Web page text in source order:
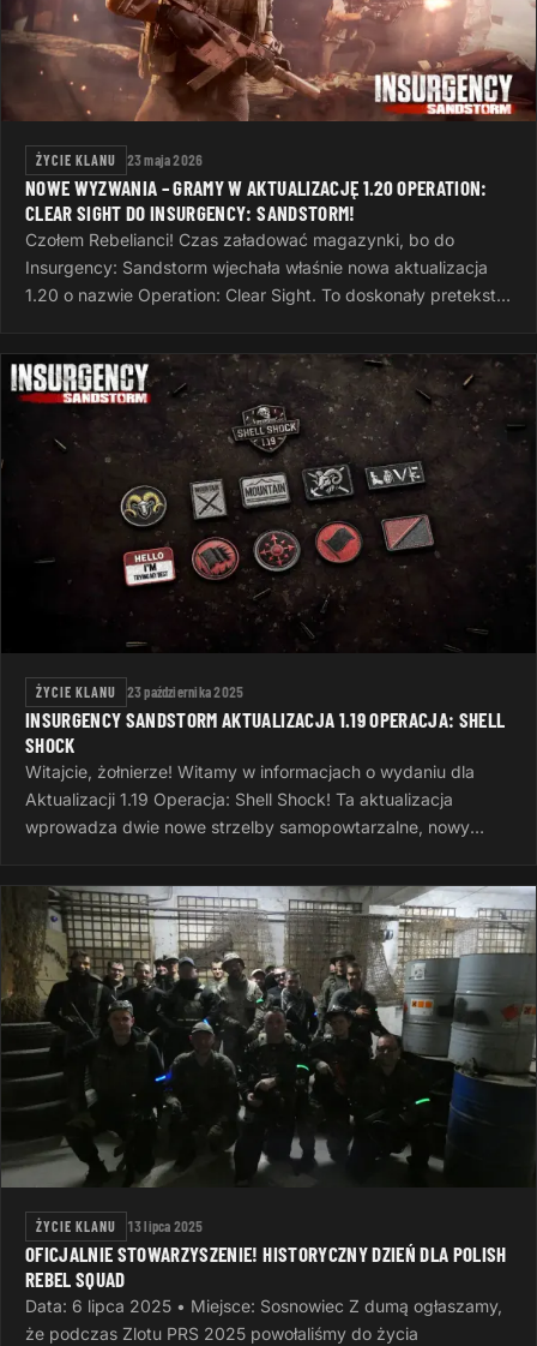
ŻYCIE KLANU 23 maja 2026
NOWE WYZWANIA – GRAMY W AKTUALIZACJĘ 1.20 OPERATION:
CLEAR SIGHT DO INSURGENCY: SANDSTORM!
Czołem Rebelianci! Czas załadować magazynki, bo do
Insurgency: Sandstorm wjechała właśnie nowa aktualizacja
1.20 o nazwie Operation: Clear Sight. To doskonały pretekst,
ŻYCIE KLANU 23 października 2025
INSURGENCY SANDSTORM AKTUALIZACJA 1.19 OPERACJA: SHELL
SHOCK
Witajcie, żołnierze! Witamy w informacjach o wydaniu dla
Aktualizacji 1.19 Operacja: Shell Shock! Ta aktualizacja
wprowadza dwie nowe strzelby samopowtarzalne, nowy
ŻYCIE KLANU 13 lipca 2025
OFICJALNIE STOWARZYSZENIE! HISTORYCZNY DZIEŃ DLA POLISH
REBEL SQUAD
Data: 6 lipca 2025 • Miejsce: Sosnowiec Z dumą ogłaszamy,
że podczas Zlotu PRS 2025 powołaliśmy do życia